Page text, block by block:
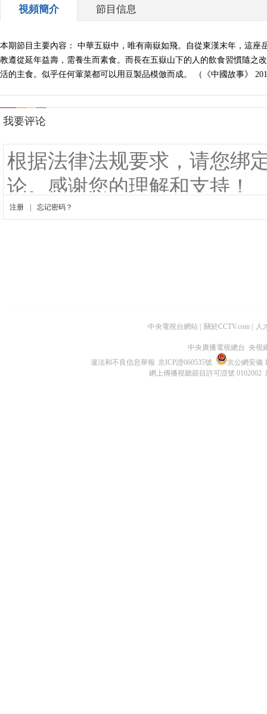
視頻簡介 節目信息
本期節目主要內容： 中華五嶽中，唯有南嶽如飛。自從東漢末年，這
教遵從延年益壽，需養生而素食。而長在五嶽山下的人的飲食習慣隨之
活的主食。似乎任何葷菜都可以用豆製品模倣而成。 （《中國故事》
中央電視台網站 關於CCTV.com 人
中央廣播電視總台 央視
違法和不良信息舉報 京ICP證060535號
京公網安備
網上傳播視聽節目許可證號 0102002